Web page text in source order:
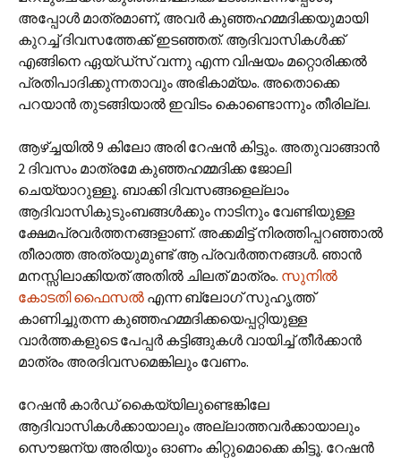
അപ്പോള്‍ മാത്രമാണ്, അവര്‍ കുഞ്ഞഹമ്മദിക്കയുമായി
കുറച്ച് ദിവസത്തേക്ക് ഇടഞ്ഞത്. ആദിവാസികള്‍ക്ക്
എങ്ങിനെ ഏയ്‌ഡ്സ് വന്നു എന്ന വിഷയം മറ്റൊരിക്കല്‍
പ്രതിപാദിക്കുന്നതാവും അഭികാമ്യം. അതൊക്കെ
പറയാന്‍ തുടങ്ങിയാല്‍ ഇവിടം കൊണ്ടൊന്നും തീരില്ല.
ആഴ്ച്ചയില്‍ 9 കിലോ അരി റേഷന്‍ കിട്ടും. അതുവാങ്ങാന്‍
2 ദിവസം മാത്രമേ കുഞ്ഞഹമ്മദിക്ക ജോലി
ചെയ്യാറുള്ളൂ. ബാക്കി ദിവസങ്ങളെല്ലാം
ആദിവാസികുടുംബങ്ങള്‍ക്കും നാടിനും വേണ്ടിയുള്ള
ക്ഷേമപ്രവര്‍ത്തനങ്ങളാണ്. അക്കമിട്ട് നിരത്തിപ്പറഞ്ഞാല്‍
തീരാത്ത അത്രയുമുണ്ട് ആ പ്രവര്‍ത്തനങ്ങള്‍. ഞാന്‍
മനസ്സിലാക്കിയത് അതില്‍ ചിലത് മാത്രം. സുനില്‍
കോടതി ഫൈസല്‍ എന്ന ബ്ലോഗ് സുഹൃത്ത്
കാണിച്ചുതന്ന കുഞ്ഞഹമ്മദിക്കയെപ്പറ്റിയുള്ള
വാര്‍ത്തകളുടെ പേപ്പര്‍ കട്ടിങ്ങുകള്‍ വായിച്ച് തീര്‍ക്കാന്‍
മാത്രം അരദിവസമെങ്കിലും വേണം.
റേഷന്‍ കാര്‍ഡ് കൈയ്യിലുണ്ടെങ്കിലേ
ആദിവാസികള്‍ക്കായാലും അല്ലാത്തവര്‍ക്കായാലും
സൌജന്യ അരിയും ഓണം കിറ്റുമൊക്കെ കിട്ടൂ. റേഷന്‍